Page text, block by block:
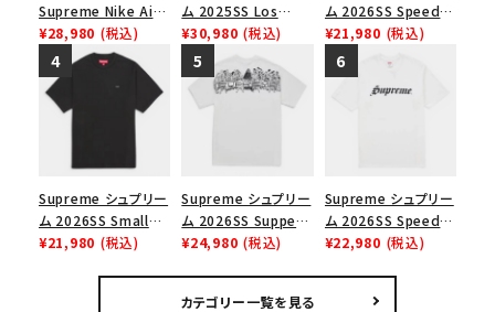
Supreme Nike Air
Force 1 Low シュプ
リーム ナイキエアフォ
ース１スニーカー シ
ューズ ホワイト
¥28,980 (税込)
ム 2025SS Los
Angeles Fire Relief
Box Logo Tee ファ
イヤーリリーフボック
スロゴTシャツ ホワ
¥30,980 (税込)
ム 2026SS Speed
Tee スピードTシャツ
ブラック
¥21,980 (税込)
Supreme シュプリー
ム 2026SS Small
Box Tee スモールボ
¥21,980 (税込)
Supreme シュプリー
ム 2026SS Supper
Tee サパーTシャツ
¥24,980 (税込)
Supreme シュプリー
ム 2026SS Speed
Tee スピードTシャツ
¥22,980 (税込)
カテゴリー一覧を見る